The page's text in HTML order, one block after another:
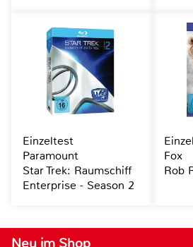
Neu im Shop
Einzeltest
Paramount
Star Trek: Raumschiff
Enterprise - Season 2
Fox
Rob